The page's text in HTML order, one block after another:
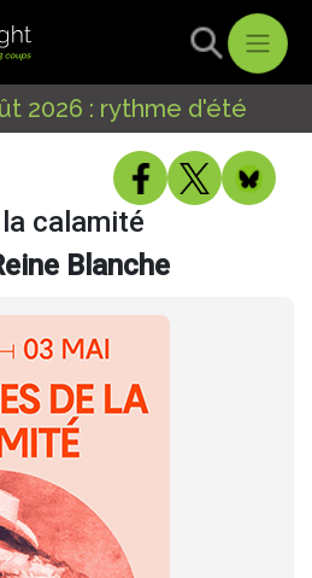
2026 : rythme d'été
calamité
Blanche